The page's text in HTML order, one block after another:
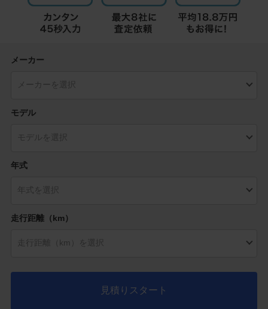
メーカー
モデル
年式
走行距離（km）
見積りスタート